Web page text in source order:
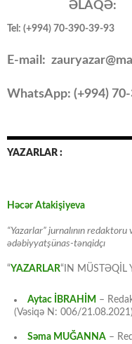
ƏLAQƏ:
Tel: (+994) 70-390-39-93
E-mail:
WhatsApp: (+994)
YAZARLAR :
Həcər Atakişiyeva
“Yazarlar” jurnalının redaktoru
ədəbiyyatşünas-tənqidçı
“YAZARLAR“IN MÜSTƏQİL
Aytac İBRAHİM –
(Vəsiqə N: 006/21.08.2021)
Səma MUĞANNA –